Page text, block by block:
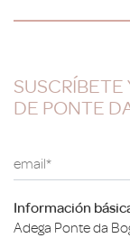
DE PONTE
email*
Información
Adega Ponte da